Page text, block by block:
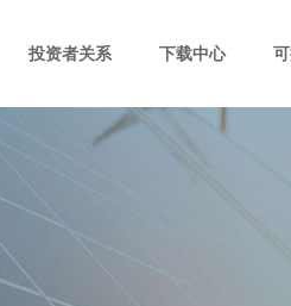
投资者关系 下载中心